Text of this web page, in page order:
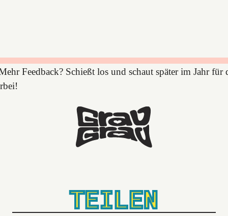
Feedback? Schießt los und schaut später im Jahr für
TEILEN